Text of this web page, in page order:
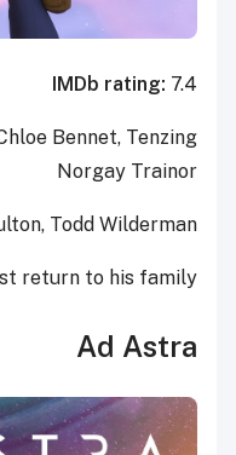
IMDb rating: 7.4
Bennet, Tenzing
Norgay Trainor
Todd Wilderman
return to his family.
Ad Astra